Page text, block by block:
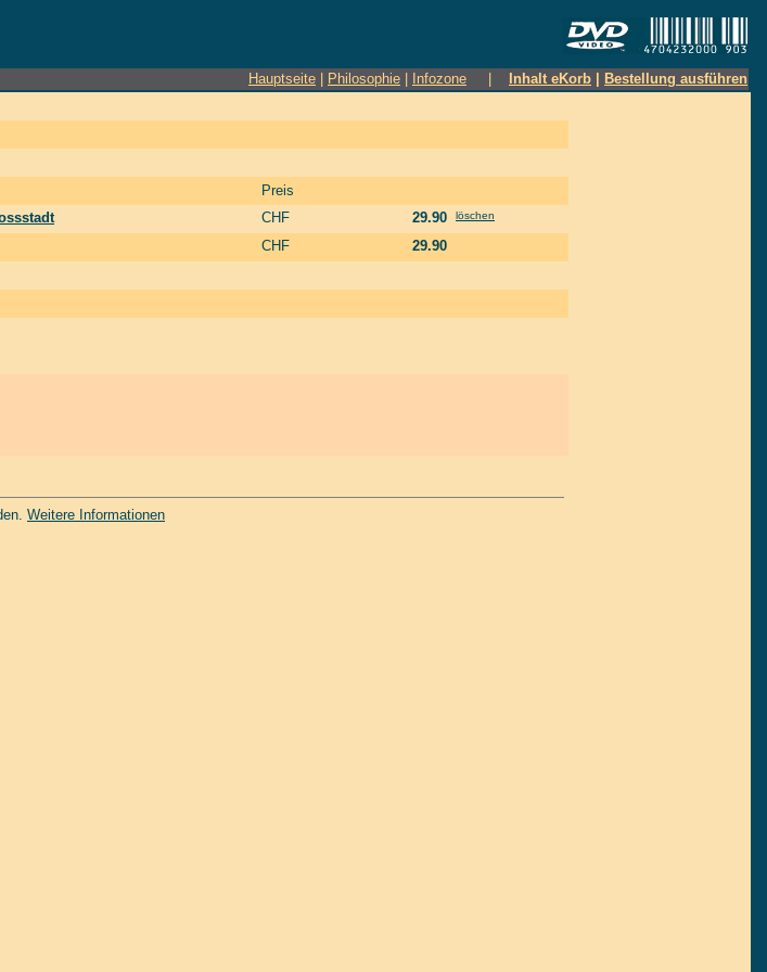
Hauptseite Philosophie Infozone Inhalt eKorb Bestellung ausführen
Preis
CHF 29.90 löschen
CHF 29.90
Weitere Informationen